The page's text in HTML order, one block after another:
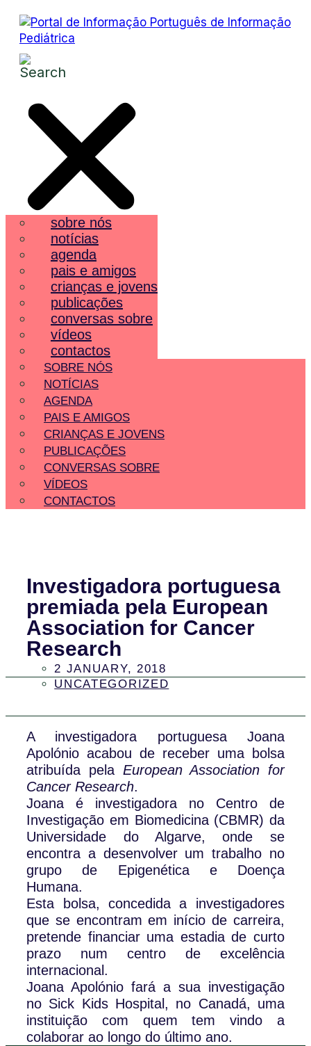
sobre nós
notícias
agenda
pais e amigos
crianças e jovens
publicações
conversas sobre
vídeos
contactos
SOBRE NÓS
NOTÍCIAS
AGENDA
PAIS E AMIGOS
CRIANÇAS E JOVENS
PUBLICAÇÕES
CONVERSAS SOBRE
VÍDEOS
CONTACTOS
Investigadora portuguesa
premiada pela European
Association for Cancer
Research
2 JANUARY, 2018
UNCATEGORIZED
A investigadora portuguesa Joana
Apolónio acabou de receber uma bolsa
atribuída pela European Association for
Cancer Research.
Joana é investigadora no Centro de
Investigação em Biomedicina (CBMR) da
Universidade do Algarve, onde se
encontra a desenvolver um trabalho no
grupo de Epigenética e Doença
Humana.
Esta bolsa, concedida a investigadores
que se encontram em início de carreira,
pretende financiar uma estadia de curto
prazo num centro de excelência
internacional.
Joana Apolónio fará a sua investigação
no Sick Kids Hospital, no Canadá, uma
instituição com quem tem vindo a
colaborar ao longo do último ano.